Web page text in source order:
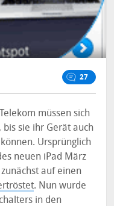
27
müssen sich
sie ihr Gerät auch
Ursprünglich
neuen iPad März
auf einen
. Nun wurde
in den